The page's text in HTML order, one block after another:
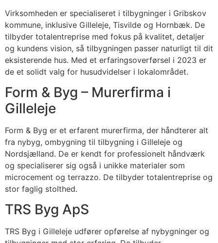
Virksomheden er specialiseret i tilbygninger i Gribskov
kommune, inklusive Gilleleje, Tisvilde og Hornbæk. De
tilbyder totalentreprise med fokus på kvalitet, detaljer
og kundens vision, så tilbygningen passer naturligt til dit
eksisterende hus. Med et erfaringsoverførsel i 2023 er
de et solidt valg for husudvidelser i lokalområdet.
Form & Byg – Murerfirma i
Gilleleje
Form & Byg er et erfarent murerfirma, der håndterer alt
fra nybyg, ombygning til tilbygning i Gilleleje og
Nordsjælland. De er kendt for professionelt håndværk
og specialiserer sig også i unikke materialer som
microcement og terrazzo. De tilbyder totalentreprise og
stor faglig stolthed.
TRS Byg ApS
TRS Byg i Gilleleje udfører opførelse af nybygninger og